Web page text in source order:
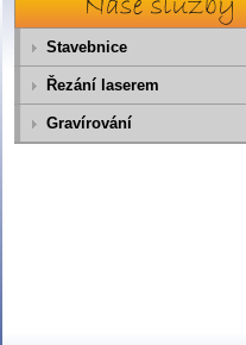
Stavebnice
Řezání laserem
Gravírování